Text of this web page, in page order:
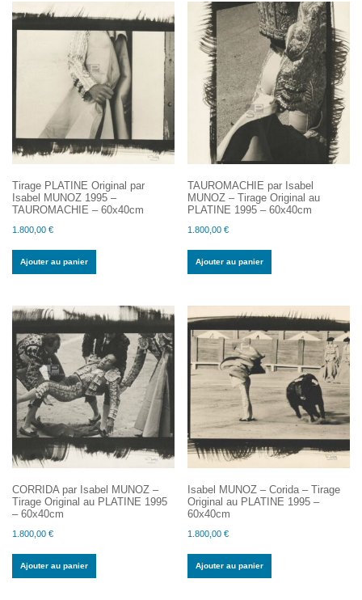
Tirage PLATINE Original par
Isabel MUNOZ 1995 –
TAUROMACHIE – 60x40cm
1.800,00 €
Ajouter au panier
TAUROMACHIE par Isabel
MUNOZ – Tirage Original au
PLATINE 1995 – 60x40cm
1.800,00€
Ajouter au panier
CORRIDA par Isabel MUNOZ –
Tirage Original au PLATINE 1995
– 60x40cm
1.800,00 €
Ajouter au panier
Isabel MUNOZ – Corida – Tirage
Original au PLATINE 1995 –
60x40cm
1.800,00€
Ajouter au panier